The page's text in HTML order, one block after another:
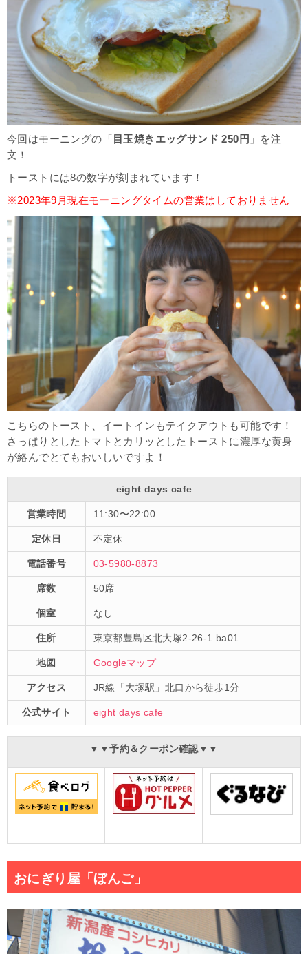
今回はモーニングの「 目玉焼きエッグサンド 250円 」を注
文！
トーストには8の数字が刻まれています！
※2023年9月現在モーニングタイムの営業はしておりません
こちらのトースト、イートインもテイクアウトも可能です！
さっぱりとしたトマトとカリッとしたトーストに濃厚な黄身
が絡んでとてもおいしいですよ！
eight days cafe
営業時間 11:30〜22:00
定休日 不定休
電話番号 03-5980-8873
席数 50席
個室 なし
住所 東京都豊島区北大塚2-26-1 ba01
地図 Googleマップ
アクセス JR線「大塚駅」北口から徒歩1分
公式サイト eight days cafe
▼▼予約＆クーポン確認▼▼
おにぎり屋「ぼんご」